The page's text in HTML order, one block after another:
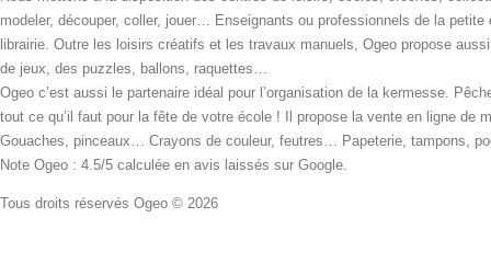
modeler, découper, coller, jouer… Enseignants ou professionnels de la
librairie. Outre les loisirs créatifs et les travaux manuels, Ogeo propose
de jeux, des puzzles, ballons, raquettes…
Ogeo c’est aussi le partenaire idéal pour l’organisation de la kermesse.
tout ce qu’il faut pour la fête de votre école ! Il propose la vente en ligne
Gouaches, pinceaux… Crayons de couleur, feutres… Papeterie, tampons,
Note Ogeo : 4.5/5 calculée en avis laissés sur Google.
Tous droits réservés Ogeo © 2026